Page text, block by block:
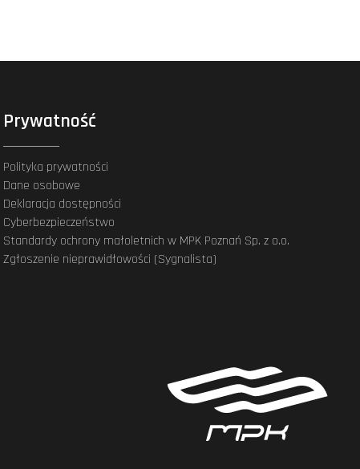
Prywatność
Polityka prywatności
Dane osobowe
Deklaracja dostępności
Cyberbezpieczeństwo
Standardy ochrony małoletnich w MPK Poznań Sp. z o.o.
Zgłoszenie nieprawidłowości (Sygnalista)